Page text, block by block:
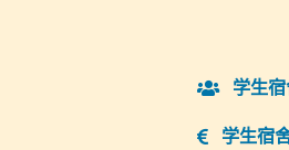
学生
学生宿